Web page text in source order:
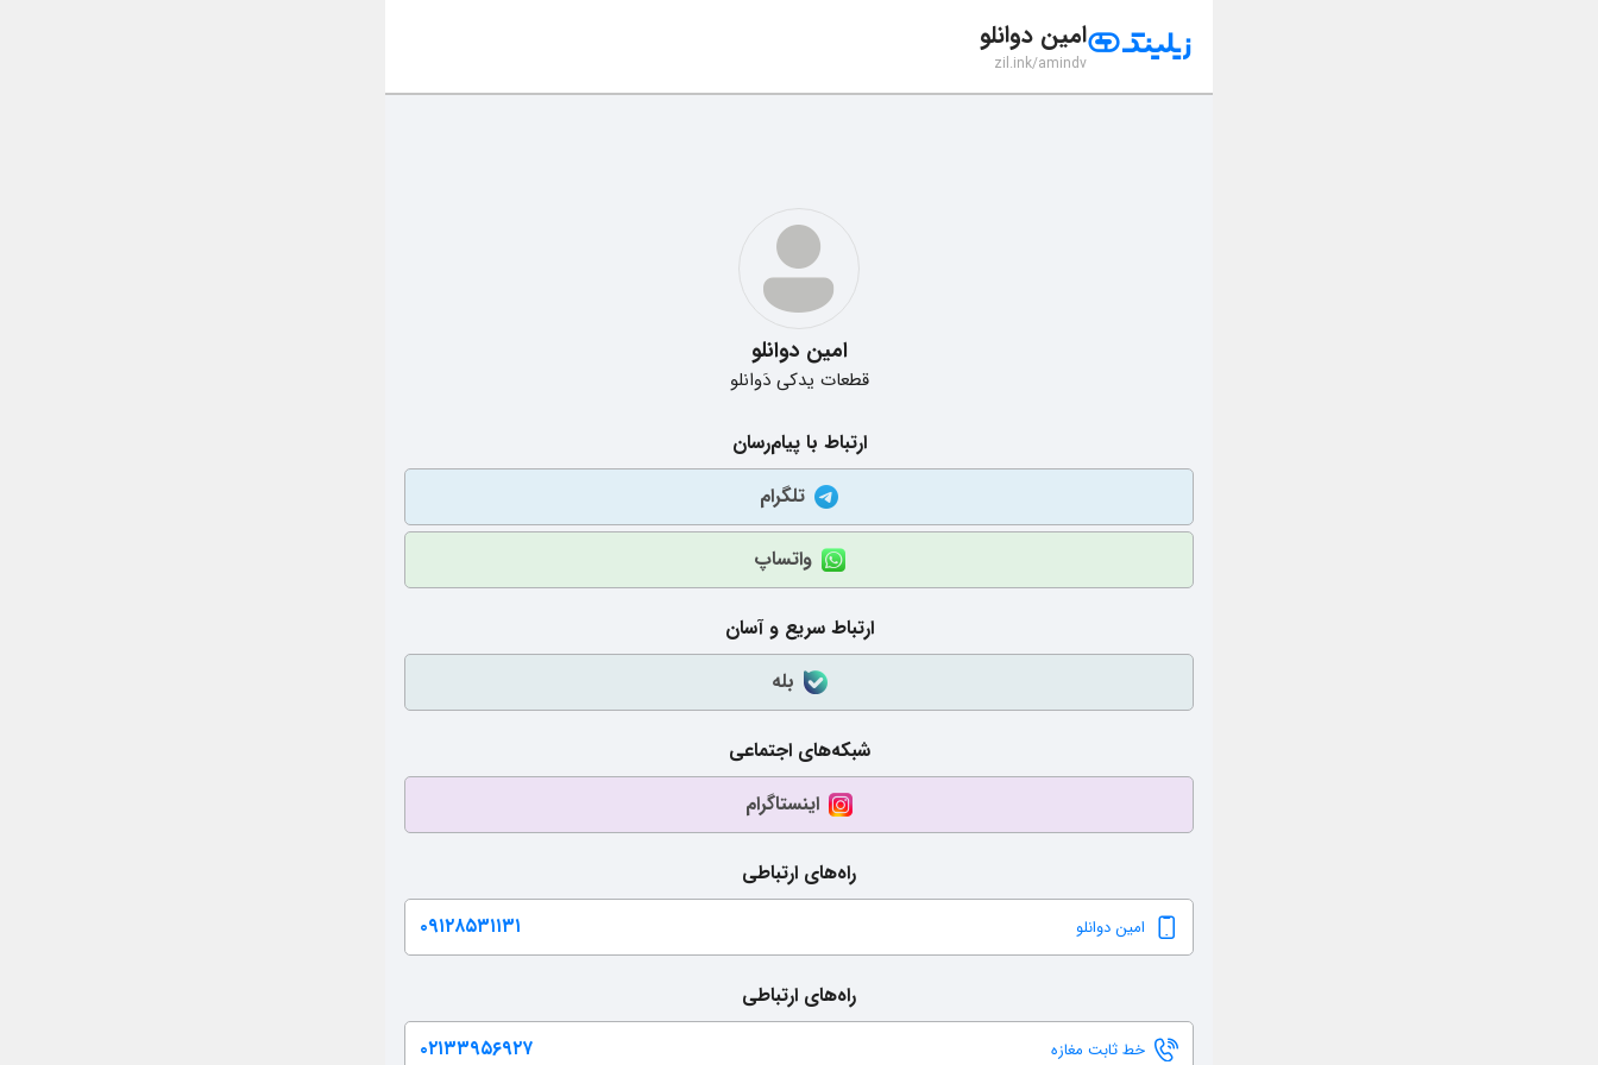
امین دوانلو
zil.ink/amindv
امین دوانلو
قطعات یدکی دَوانلو
ارتباط با پیام‌رسان
تلگرام
واتساپ
ارتباط سریع و آسان
بله
شبکه‌های اجتماعی
اینستاگرام
راه‌های ارتباطی
امین دوانلو ۰۹۱۲۸۵۳۱۱۳۱
راه‌های ارتباطی
خط ثابت مغازه ۰۲۱۳۳۹۵۶۹۲۷